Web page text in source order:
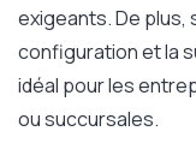
exigeants. De plus,
configuration et la
idéal pour les
ou succursales.